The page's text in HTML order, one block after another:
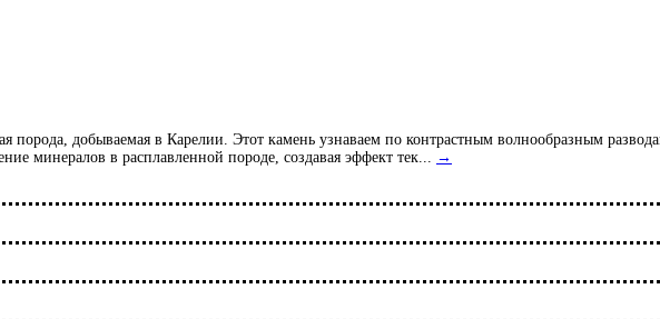
порода, добываемая в Карелии. Этот камень узнаваем по контрастным волнообразным
минералов в расплавленной породе, создавая эффект тек... →